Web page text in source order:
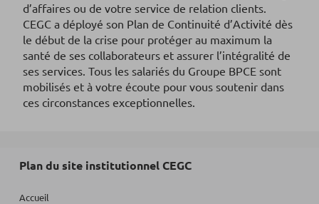
d’affaires ou de votre service de relation clients.
CEGC a déployé son Plan de Continuité d’Activité dès
le début de la crise pour protéger au maximum la
santé de ses collaborateurs et assurer l’intégralité de
ses services. Tous les salariés du Groupe BPCE sont
mobilisés et à votre écoute pour vous soutenir dans
ces circonstances exceptionnelles.
Plan du site institutionnel CEGC
Accueil